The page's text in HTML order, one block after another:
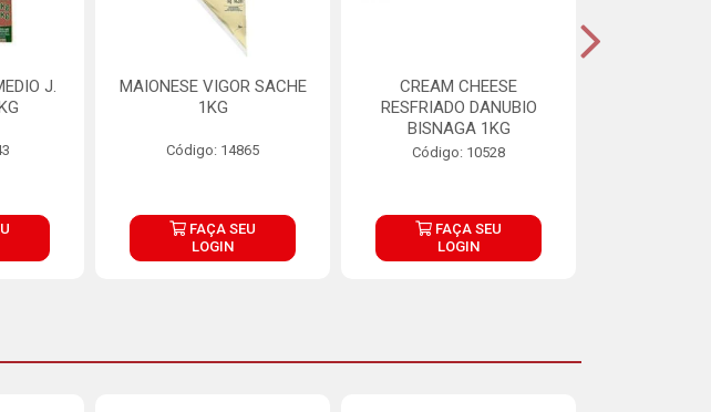
J.
MAIONESE VIGOR SACHE
1KG
Código: 14865
FAÇA SEU
LOGIN
CREAM CHEESE
RESFRIADO DANUBIO
BISNAGA 1KG
Código: 10528
FAÇA SEU
LOGIN